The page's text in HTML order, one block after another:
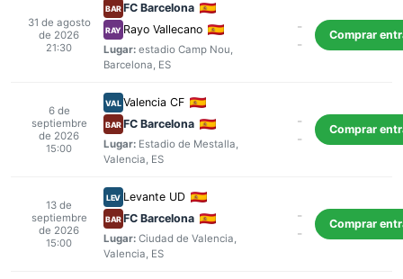
31 de agosto
de 2026
21:30
BARFC Barcelona
RAY Rayo Vallecano
Lugar: estadio Camp Nou,
Barcelona, ES
-
-
Comprar
6 de
septiembre
de 2026
15:00
VAL Valencia CF
BARFC Barcelona
Lugar: Estadio de Mestalla,
Valencia, ES
-
-
Comprar
13 de
septiembre
de 2026
15:00
LEV Levante UD
BARFC Barcelona
Lugar: Ciudad de Valencia,
Valencia, ES
-
-
Comprar